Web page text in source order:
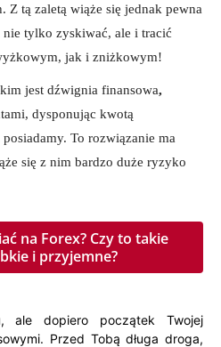
Z tą zaletą wiąże się jednak pewna
tylko zyskiwać, ale i tracić
jak i zniżkowym!
jest dźwignia finansowa,
dysponując kwotą
To rozwiązanie ma
się z nim bardzo duże ryzyko
na Forex? Czy to takie
i przyjemne?
ale dopiero początek Twojej
Przed Tobą długa droga,